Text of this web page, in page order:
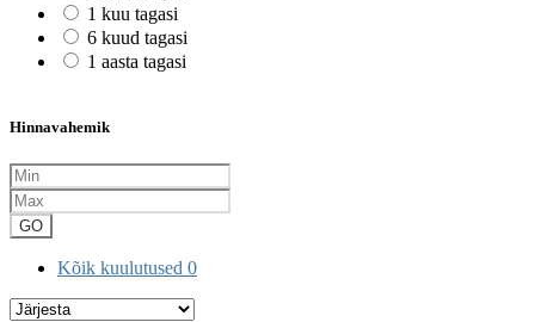
1 kuu tagasi
6 kuud tagasi
1 aasta tagasi
Hinnavahemik
GO
Kõik kuulutused 0